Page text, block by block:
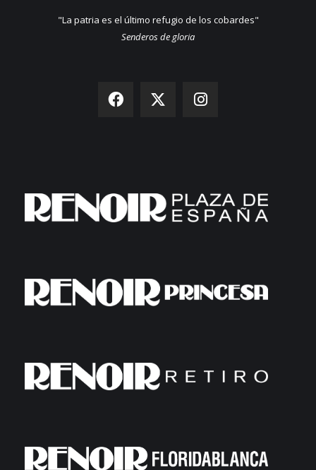
"La patria es el último refugio de los cobardes"
Senderos de gloria